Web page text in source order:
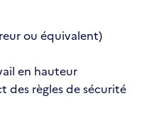
ou équivalent)
en hauteur
des règles de sécurité